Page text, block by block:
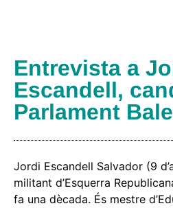
Entrevista a
Escandell,
Parlament
Jordi Escandell Salvador (9
militant d’Esquerra
fa una dècada. És mestre